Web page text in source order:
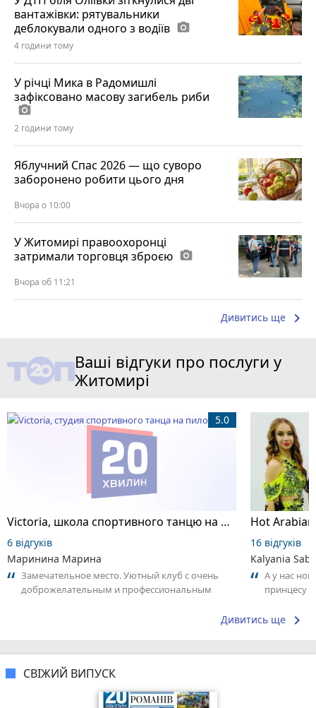
вантажівки: рятувальники
деблокували одного з водіїв photo_camera
4 години тому
У річці Мика в Радомишлі
зафіксовано масову загибель риби
photo_camera
2 години тому
Яблучний Спас 2026 — що суворо
заборонено робити цього дня
Вчора о 10:00
У Житомирі правоохоронці
затримали торговця зброєю photo_camera
Вчора об 11:21
Дивитись ще keyboard_arrow_right
Ваші відгуки про послуги у
Житомирі
Victoria, школа спортивного танцю на пілоні
5.0
6 відгуків
Маринина Марина
Замечательное место. Уютный клуб с очень
доброжелательным и профессиональным
16 відгуків
Kalyania
А у нас
принцесу
Дивитись ще keyboard_arrow_right
СВІЖИЙ ВИПУСК